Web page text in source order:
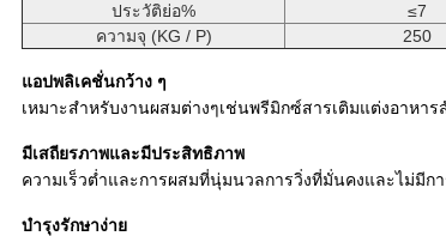
ประวัติย่อ%
≤7
ความจุ (KG / P)
250
แอปพลิเคชั่นกว้าง ๆ
เหมาะสำหรับงานผสมต่างๆเช่นพรีมิกซ์สารเติมแต่งอาหา
มีเสถียรภาพและมีประสิทธิภาพ
ความเร็วต่ำและการผสมที่นุ่มนวลการวิ่งที่มั่นคงและไม่มี
บำรุงรักษาง่าย